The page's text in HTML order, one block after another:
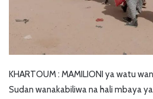
KHARTOUM : MAMILIONI ya watu
Sudan wanakabiliwa na hali mbaya